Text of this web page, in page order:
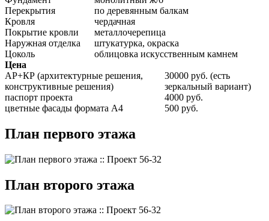
Перекрытия
по деревянным балкам
Кровля
чердачная
Покрытие кровли
металлочерепица
Наружная отделка
штукатурка, окраска
Цоколь
облицовка искусственным камнем
Цена
АР+КР (архитектурные решения,
конструктивные решения)
30000 руб. (есть
зеркальный вариант)
паспорт проекта
4000 руб.
цветные фасады формата А4
500 руб.
План первого этажа
План второго этажа